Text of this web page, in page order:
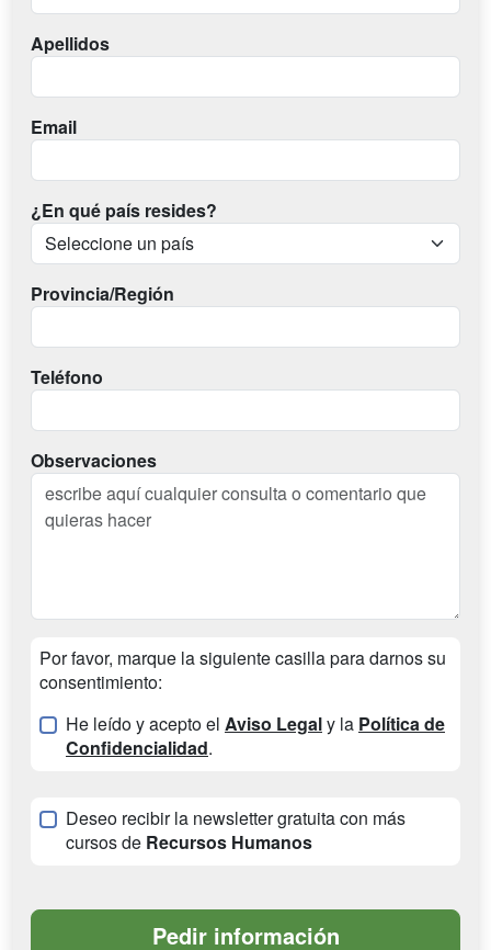
Apellidos
Email
¿En qué país resides?
Provincia/Región
Teléfono
Observaciones
Por favor, marque la siguiente casilla para darnos su
consentimiento:
He leído y acepto el Aviso Legaly la Política de
Confidencialidad.
Deseo recibir la newsletter gratuita con más
cursos de Recursos Humanos